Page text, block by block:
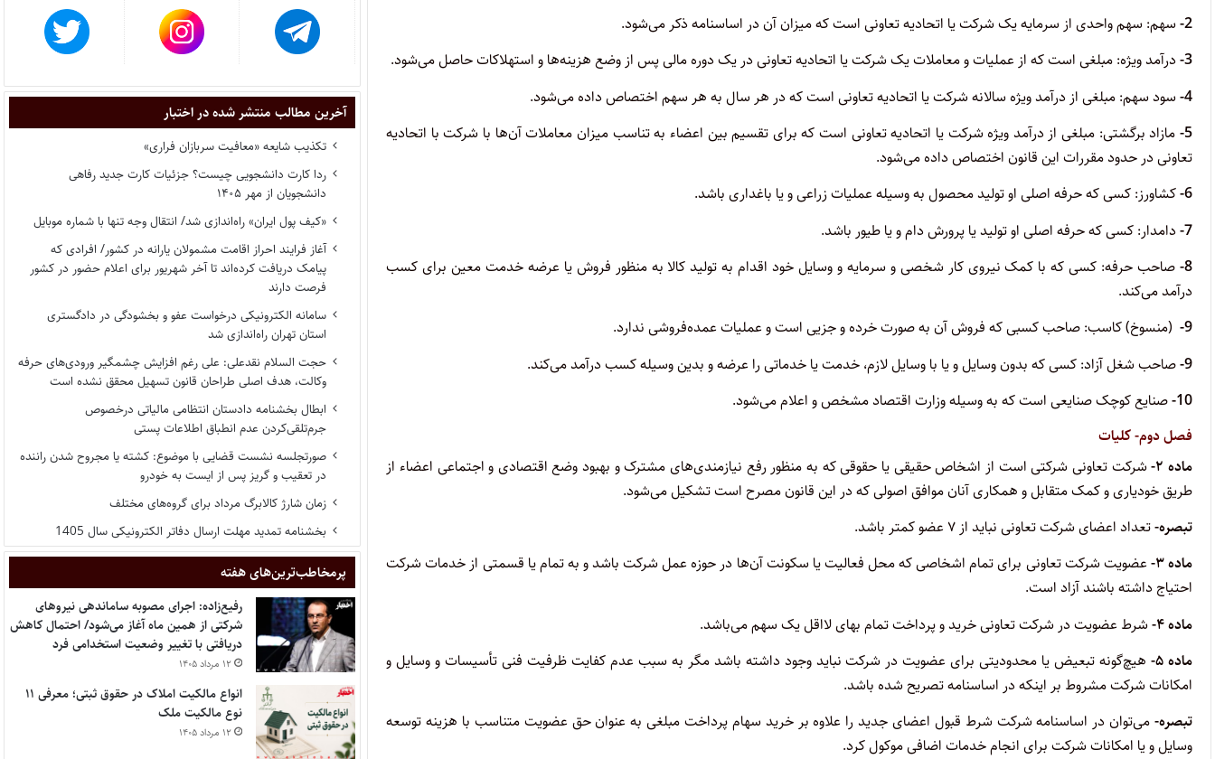
2- سهم: سهم واحدی از سرمایه یک شرکت یا اتحادیه تعاونی است که میزان آن در اساسنامه ذکر می‌شود.
3- درآمد ویژه: مبلغی است که از عملیات و معاملات یک شرکت یا اتحادیه تعاونی در یک دوره مالی پس از وضع هزینه‌ها و استهلاکات حاصل‌ می‌شود.
4- سود سهم: مبلغی از درآمد ویژه سالانه شرکت یا اتحادیه تعاونی است که در هر سال به هر سهم اختصاص داده می‌شود.
5- مازاد برگشتی: مبلغی از درآمد ویژه شرکت یا اتحادیه تعاونی است که برای تقسیم بین اعضاء به تناسب میزان معاملات آن‌ها با شرکت با ‌اتحادیه
تعاونی در حدود مقررات این قانون اختصاص داده می‌شود.
6- کشاورز: کسی که حرفه اصلی او تولید محصول به وسیله عملیات زراعی و یا باغداری باشد.
7- دامدار: کسی که حرفه اصلی او تولید یا پرورش دام و یا طیور باشد.
8- صاحب حرفه: کسی که با کمک نیروی کار شخصی و سرمایه و وسایل خود اقدام به تولید کالا به منظور فروش یا عرضه خدمت معین برای ‌کسب
درآمد می‌کند.
9- (منسوخ) کاسب: صاحب کسبی که فروش آن به صورت خرده و جزیی است و عملیات عمده‌فروشی ندارد.
9- صاحب شغل آزاد: کسی که بدون وسایل و یا با وسایل لازم، خدمت یا خدماتی را عرضه و بدین وسیله کسب درآمد می‌کند.
10- صنایع کوچک صنایعی است که به وسیله وزارت اقتصاد مشخص و اعلام می‌شود.
فصل دوم- کلیات
ماده ۲-
شرکت تعاونی شرکتی است از اشخاص حقیقی یا حقوقی که به منظور رفع نیازمندی‌های مشترک و بهبود وضع اقتصادی و اجتماعی اعضاء از‌
طریق خودیاری و کمک متقابل و همکاری آنان موافق اصولی که در این قانون مصرح است تشکیل می‌شو‌د.
تبصره-تعداد اعضای شرکت تعاونی نباید از ۷ عضو کمتر باشد.
ماده ۳-
عضویت شرکت تعاونی برای تمام اشخاصی که محل فعالیت یا سکونت آن‌ها در حوزه عمل شرکت باشد و به تمام یا قسمتی از خدمات ‌شرکت
احتیاج داشته باشند آزاد است.
ماده ۴-
شرط عضویت در شرکت تعاونی خرید و پرداخت تمام بهای لااقل یک سهم می‌باشد.
ماده ۵-
هیچ‌گونه تبعیض یا محدودیتی برای عضویت در شرکت نباید وجود داشته باشد مگر به سبب عدم کفایت ظرفیت فنی تأسیسات و وسایل ‌و
امکانات شرکت مشروط بر اینکه در اساسنامه تصریح شده باشد.
تبصره- می‌توان در اساسنامه شرکت شرط قبول اعضای جدید را علاوه بر خرید سهام پرداخت مبلغی به عنوان حق عضویت متناسب با هزینه ‌توسعه
وسایل و یا امکانات شرکت برای انجام خدمات اضافی موکول کرد.
آخرین مطالب منتشر شده در اختبار
تکذیب شایعه «معافیت سربازان فراری»
ردا کارت دانشجویی چیست؟ جزئیات کارت جدید رفاهی
دانشجویان از مهر ۱۴۰۵
«کیف پول ایران» راه‌اندازی شد/ انتقال وجه تنها با شماره موبایل
آغاز فرایند احراز اقامت مشمولان یارانه در کشور/ افرادی که
پیامک دریافت کرده‌اند تا آخر شهریور برای اعلام حضور در کشور
فرصت دارند
سامانه الکترونیکی درخواست عفو و بخشودگی در دادگستری
استان تهران راه‌اندازی شد
حجت السلام نقدعلی: علی رغم افزایش چشمگیر ورودی‌های حرفه
وکالت، هدف اصلی طراحان قانون تسهیل محقق نشده است
ابطال بخشنامه دادستان انتظامی مالیاتی درخصوص
جرم‌تلقی‌کردن عدم انطباق اطلاعات پستی
صورتجلسه نشست قضایی با موضوع: کشته یا مجروح شدن راننده
در تعقیب و گریز پس از ایست به خودرو
زمان شارژ کالابرگ مرداد برای گروه‌های مختلف
بخشنامه تمدید مهلت ارسال دفاتر الکترونیکی سال 1405
پر‌مخاطب‌ترین‌های هفته
رفیع‌زاده: اجرای مصوبه ساماندهی نیروهای
شرکتی از همین ماه آغاز می‌شود/ احتمال کاهش
دریافتی با تغییر وضعیت استخدامی فرد
۱۲ مرداد ۱۴۰۵
انواع مالکیت املاک در حقوق ثبتی؛ معرفی ۱۱
نوع مالکیت ملک
۱۲ مرداد ۱۴۰۵